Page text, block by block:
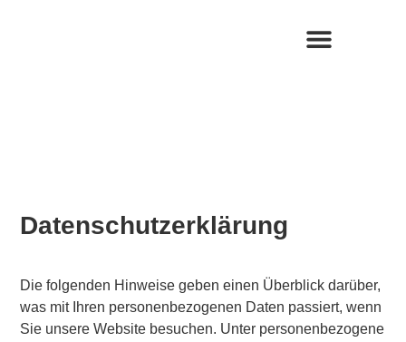
Datenschutzerklärung
Die folgenden Hinweise geben einen Überblick darüber,
was mit Ihren personenbezogenen Daten passiert, wenn
Sie unsere Website besuchen. Unter personenbezogene